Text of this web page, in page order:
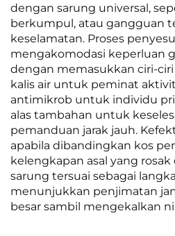
dengan sarung universal,
berkumpul, atau gangguan
keselamatan. Proses
mengakomodasi keperluan
dengan memasukkan ciri-
kalis air untuk peminat
antimikrob untuk individu
alas tambahan untuk
pemanduan jarak jauh.
apabila dibandingkan kos
kelengkapan asal yang
sarung tersuai sebagai
menunjukkan penjimatan
besar sambil mengekalkan